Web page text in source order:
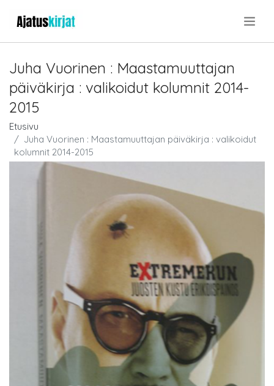
Juha Vuorinen : Maastamuuttajan
päiväkirja : valikoidut kolumnit 2014-
2015
Etusivu
Juha Vuorinen : Maastamuuttajan päiväkirja : valikoidut
kolumnit 2014-2015